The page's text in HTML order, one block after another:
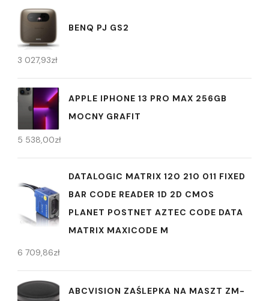
BENQ PJ GS2
3 027,93zł
APPLE IPHONE 13 PRO MAX 256GB
MOCNY GRAFIT
5 538,00zł
DATALOGIC MATRIX 120 210 011 FIXED
BAR CODE READER 1D 2D CMOS
PLANET POSTNET AZTEC CODE DATA
MATRIX MAXICODE M
6 709,86zł
ABCVISION ZAŚLEPKA NA MASZT ZM-